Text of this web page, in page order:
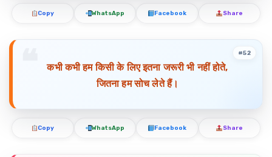
Copy WhatsApp Facebook Share
कभी कभी हम किसी के लिए इतना जरूरी भी नहीं होते,
जितना हम सोच लेते हैं।
#52
Copy WhatsApp Facebook Share